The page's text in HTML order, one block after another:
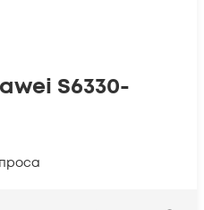
S6330-